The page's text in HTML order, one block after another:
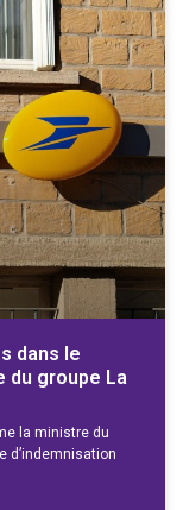
dans le
du groupe La
la ministre du
d’indemnisation